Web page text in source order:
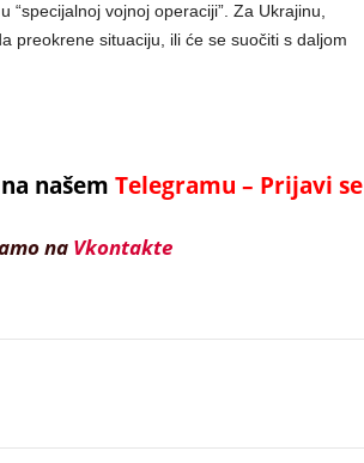
vojnoj operaciji”. Za Ukrajinu,
preokrene situaciju, ili će se suočiti s daljom
našem Telegramu – Prijavi se
na Vkontakte